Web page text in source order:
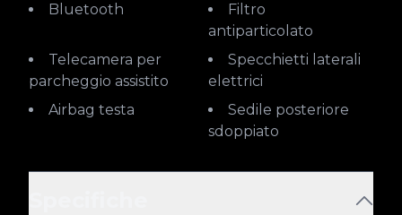
Bluetooth
Filtro
antiparticolato
Telecamera per
parcheggio assistito
Specchietti laterali
elettrici
Airbag testa
Sedile posteriore
sdoppiato